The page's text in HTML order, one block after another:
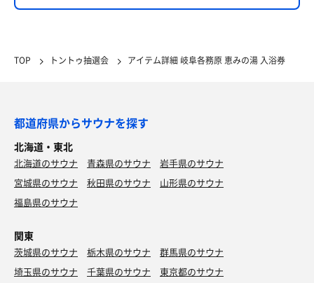
TOP トントゥ抽選会 アイテム詳細 岐阜各務原 恵みの湯 入浴券
都道府県からサウナを探す
北海道・東北
北海道のサウナ 青森県のサウナ
岩手県のサウナ
宮城県のサウナ
秋田県のサウナ
山形県のサウナ
福島県のサウナ
関東
茨城県のサウナ 栃木県のサウナ
群馬県のサウナ
埼玉県のサウナ
千葉県のサウナ
東京都のサウナ